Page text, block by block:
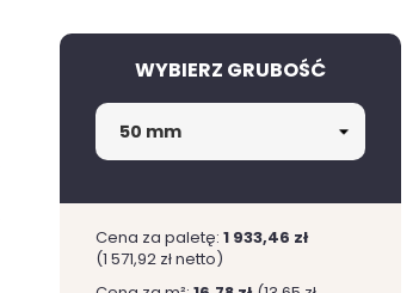
WYBIERZ GRUBOŚĆ
Cena za paletę: 1 933,46 zł
(1 571,92 zł netto)